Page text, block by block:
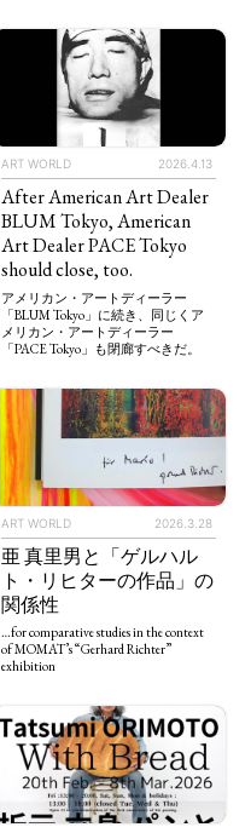
ART WORLD 2026.4.13
After American Art Dealer
BLUM Tokyo, American
Art Dealer PACE Tokyo
should close, too.
アメリカン・アートディーラー
「BLUM Tokyo」に続き、同じくア
メリカン・アートディーラー
「PACE Tokyo」も閉廊すべきだ。
ART WORLD 2026.3.28
亜 真里男と「ゲルハル
ト・リヒターの作品」の
関係性
…for comparative studies in the context
of MOMAT’s “Gerhard Richter”
exhibition